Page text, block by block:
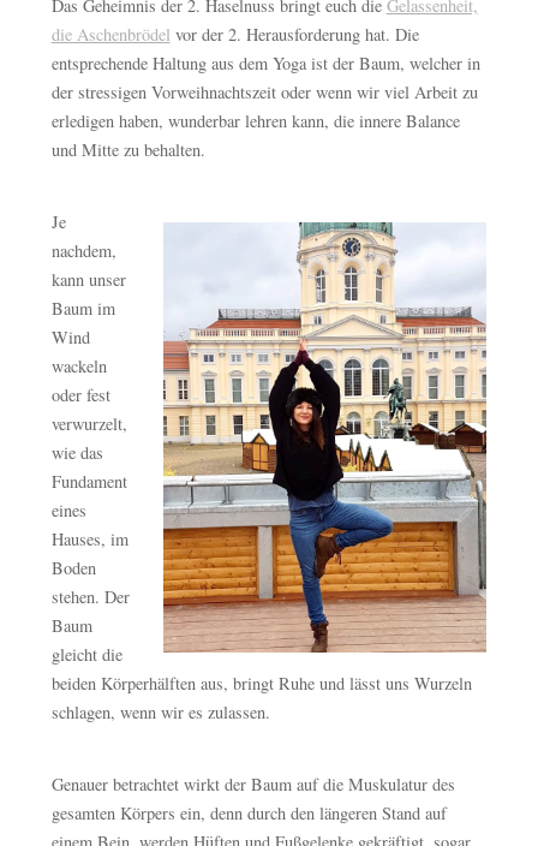
Das Geheimnis der 2. Haselnuss bringt euch die Gelassenheit,
die Aschenbrödel vor der 2. Herausforderung hat. Die
entsprechende Haltung aus dem Yoga ist der Baum, welcher in
der stressigen Vorweihnachtszeit oder wenn wir viel Arbeit zu
erledigen haben, wunderbar lehren kann, die innere Balance
und Mitte zu behalten.
Je
nachdem,
kann unser
Baum im
Wind
wackeln
oder fest
verwurzelt,
wie das
Fundament
eines
Hauses, im
Boden
stehen. Der
Baum
gleicht die
beiden Körperhälften aus, bringt Ruhe und lässt uns Wurzeln
schlagen, wenn wir es zulassen.
Genauer betrachtet wirkt der Baum auf die Muskulatur des
gesamten Körpers ein, denn durch den längeren Stand auf
einem Bein, werden Hüften und Fußgelenke gekräftigt, sogar